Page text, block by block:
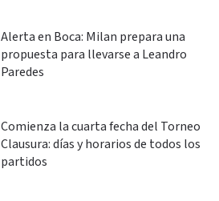
Alerta en Boca: Milan prepara una
propuesta para llevarse a Leandro
Paredes
Comienza la cuarta fecha del Torneo
Clausura: días y horarios de todos los
partidos